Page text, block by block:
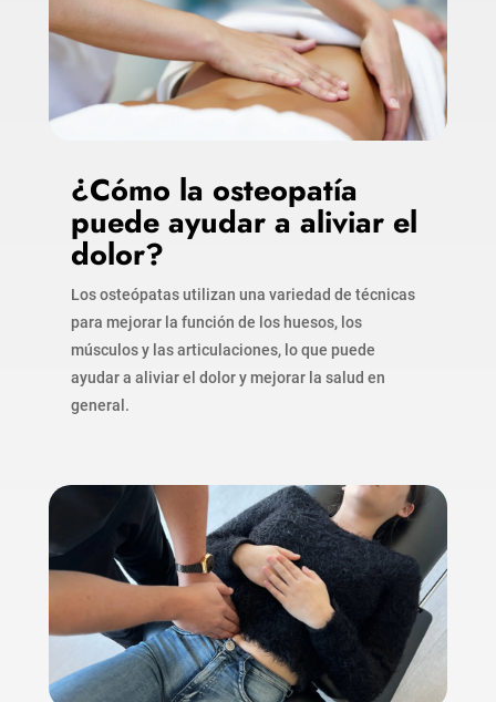
¿Cómo la osteopatía
puede ayudar a aliviar el
dolor?
Los osteópatas utilizan una variedad de técnicas
para mejorar la función de los huesos, los
músculos y las articulaciones, lo que puede
ayudar a aliviar el dolor y mejorar la salud en
general.